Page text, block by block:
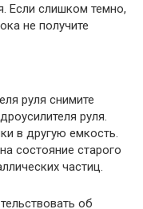
Если слишком темно,
не получите
руля снимите
руля.
в другую емкость.
состояние старого
частиц.
об